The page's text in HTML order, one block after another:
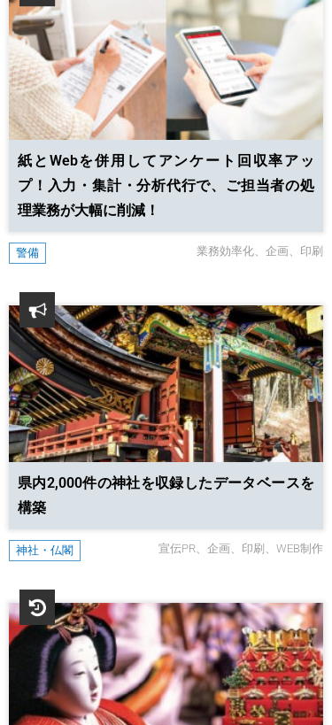
紙とWebを併用してアンケート回収率アッ
プ！ 入力・集計・分析代行で、ご担当者の処
理業務が大幅に削減！
警備 業務効率化 企画 印刷
県内2,000件の神社を収録したデータベースを
構築
神社・仏閣 宣伝PR 企画 印刷 WEB制作